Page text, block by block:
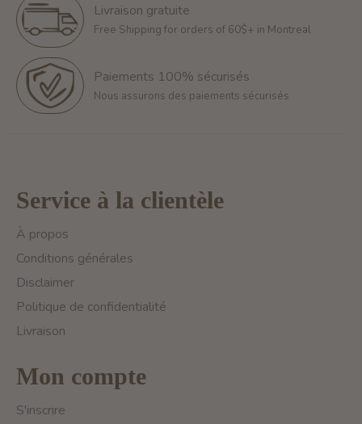
Livraison gratuite
Free Shipping for orders of 60$+ in Montreal
Paiements 100% sécurisés
Nous assurons des paiements sécurisés
Service à la clientèle
À propos
Conditions générales
Disclaimer
Politique de confidentialité
Livraison
Mon compte
S'inscrire